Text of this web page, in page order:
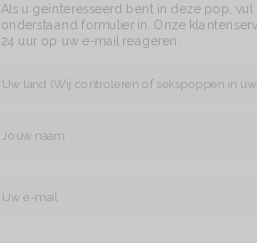
Als u geïnteresseerd bent in deze pop, vul
onderstaand formulier in. Onze
24 uur op uw e-mail reageren.